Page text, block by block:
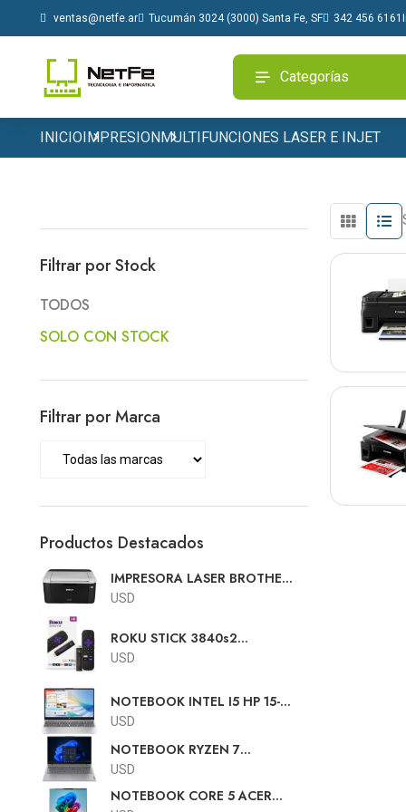
ventas@netfe.ar Tucumán 3024 (3000) Santa Fe, SF 342 456 6161
Categorías
INICIOIMPRESIONMULTIFUNCIONES LASER E INJET
Filtrar por Stock
TODOS
SOLO CON STOCK
Filtrar por Marca
Productos Destacados
IMPRESORA LASER BROTHER
HL-1212w
USD
ROKU STICK 3840s2
SMARTER PLAYER HD CON
USD
NOTEBOOK INTEL I5 HP 15-
FD0154WM 15.6"FHD TOUCH
USD
NOTEBOOK RYZEN 7
LENOVO V15 15.6"FHD R7-
7730U 8GB 512GB SSD RJ45
FREE DOS TEC.ESPAÑOL
USD
NOTEBOOK CORE 5 ACER